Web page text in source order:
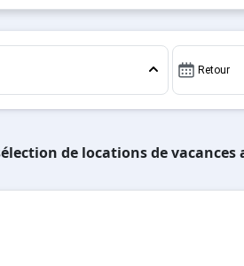
en Résidence Ski Valloire , en
Retour
de locations de vacances